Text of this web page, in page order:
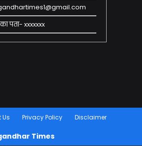
पता- xxxxxxx
Privacy Policy Disclaimer
Times